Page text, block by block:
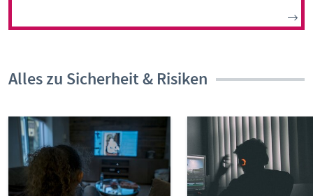
Alles zu Sicherheit & Risiken